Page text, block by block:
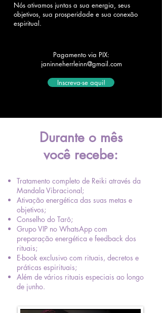
Nós ativamos juntas a sua energia, seus
objetivos, sua prosperidade e sua conexão
espiritual.
Pagamento via PIX:
janinneherrleinn@gmail.com
Inscreva-se aqui!
Durante o mês
você recebe:
Tratamento completo de Reiki através da
Mandala Vibracional;
Ativação energética das suas metas e
objetivos;
Conselho do Tarô;
Grupo VIP no WhatsApp com
preparação energética e feedback dos
rituais;
E-book exclusivo com rituais, decretos e
práticas espirituais;
Além de vários rituais especiais ao longo
de junho.